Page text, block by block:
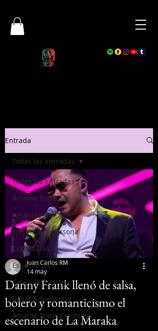
Entrada
Todas las entradas
Ámame Trans Mx
AmanotaMx
En primera persona
Coberturas
Espectáculos
Cine y televisión
Salud & bienestar
Ámame Trans Colombia
Todas las entradas
Danny Frank llenó de salsa,
bolero y romanticismo el
escenario de La Maraka
Juan Carlos RM
14 may